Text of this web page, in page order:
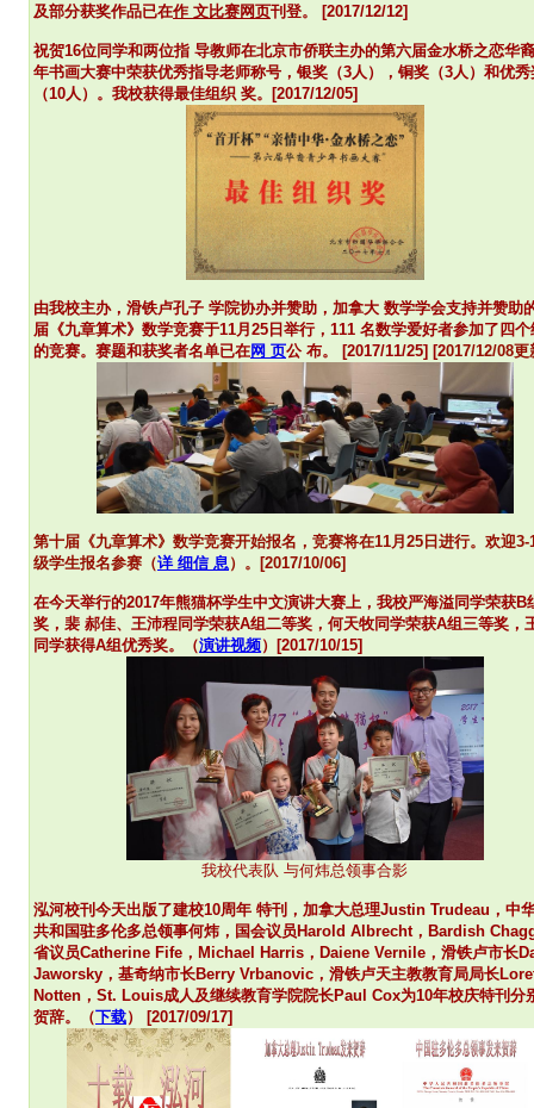
及部分获奖作品已在作 文比赛网页刊登。 [2017/12/12]
祝贺16位同学和两位指 导教师在北京市侨联主办的第六届金水桥之恋华
年书画大赛中荣获优秀指导老师称号，银奖（3人），铜奖（3人）和优秀
（10人）。我校获得最佳组织 奖。[2017/12/05]
由我校主办，滑铁卢孔子 学院协办并赞助，加拿大 数学学会支持并赞助
届《九章算术》数学竞赛于11月25日举行，111 名数学爱好者参加了四个
的竞赛。赛题和获奖者名单已在网 页公 布。 [2017/11/25] [2017/12/08更
第十届《九章算术》数学竞赛开始报名， 竞赛将在11月25日进行。欢迎3-
级学生报名参赛（详 细信 息 ）。[2017/10/06]
在今天举行的2017年熊猫杯学生中文演讲大赛上，我校严海溢同学荣获B
奖，裴 郝佳、王沛程同学荣获A组二等奖，何天牧同学荣获A组三等奖，
同学获得A组优秀奖。（演讲视频）[2017/10/15]
我校代表队 与何炜总领事合影
泓河校刊今天出版了建校10周年 特刊，加拿大总理Justin Trudeau，中
共和国驻多伦多总领事何炜，国会议员Harold Albrecht，Bardish
省议员Catherine Fife，Michael Harris，Daiene Vernile，滑铁卢市长
Jaworsky，基奇纳市长Berry Vrbanovic，滑铁卢天主教教育局局长
Notten，St. Louis成人及继续教育学院院长Paul Cox为10年校庆特刊分
贺辞。（下载） [2017/09/17]